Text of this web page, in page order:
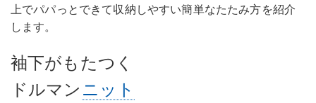
上でパパっとできて収納しやすい簡単なたたみ方を紹介
します。
袖下がもたつく
ドルマン ニット